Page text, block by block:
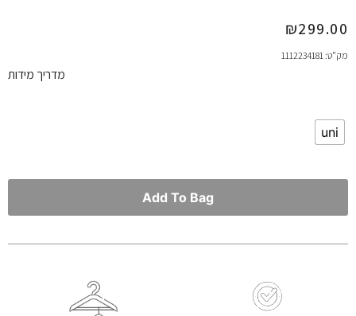
₪299.00
מדריך מידות
מק"ט: 1112234181
uni
Add To Bag